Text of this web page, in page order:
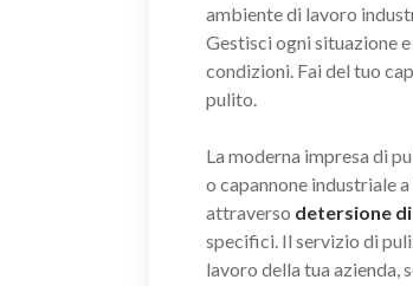
ambiente di lavoro
Gestisci ogni situazione
condizioni. Fai del tuo
pulito.
La moderna impresa di
o capannone industriale a
attraverso detersione
specifici. Il servizio di
lavoro della tua azienda,